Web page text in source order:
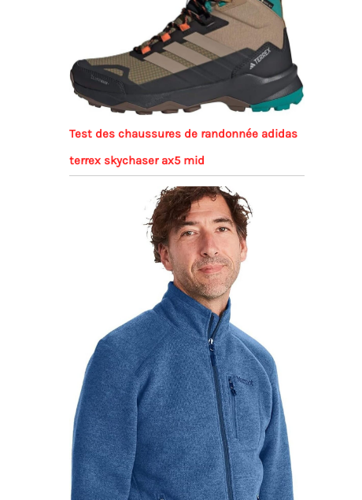
Test des chaussures de randonnée adidas
terrex skychaser ax5 mid